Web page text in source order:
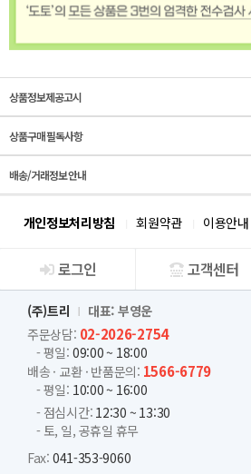
상품정보제공고시
상품구매 필독사항
배송/거래정보 안내
개인정보처리방침 회원약관 이용안내
회사소개
로그인 고객센터
(주)트리
대표: 부영운
주문상담: 02-2026-2754
- 평일: 09:00 ~ 18:00
배송 · 교환 · 반품문의: 1566-6779
- 평일: 10:00 ~ 16:00
- 점심시간: 12:30 ~ 13:30
- 토, 일, 공휴일 휴무
Fax: 041-353-9060